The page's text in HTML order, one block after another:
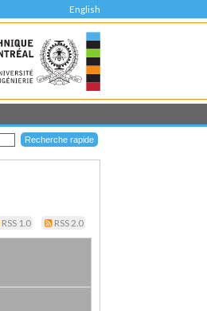
English
RSS 1.0 RSS 2.0